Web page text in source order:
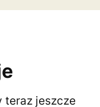
teraz jeszcze